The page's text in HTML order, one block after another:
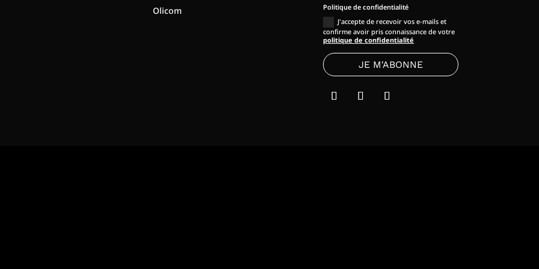
Olicom
Politique de confidentialité
J'accepte de recevoir vos e-mails et
confirme avoir pris connaissance de votre
politique de confidentialité
JE M'ABONNE